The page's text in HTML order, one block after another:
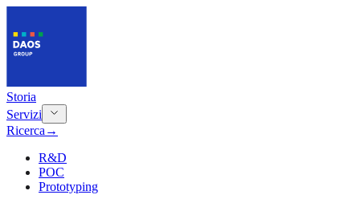
Storia
Servizi
Ricerca →
R&D
POC
Prototyping